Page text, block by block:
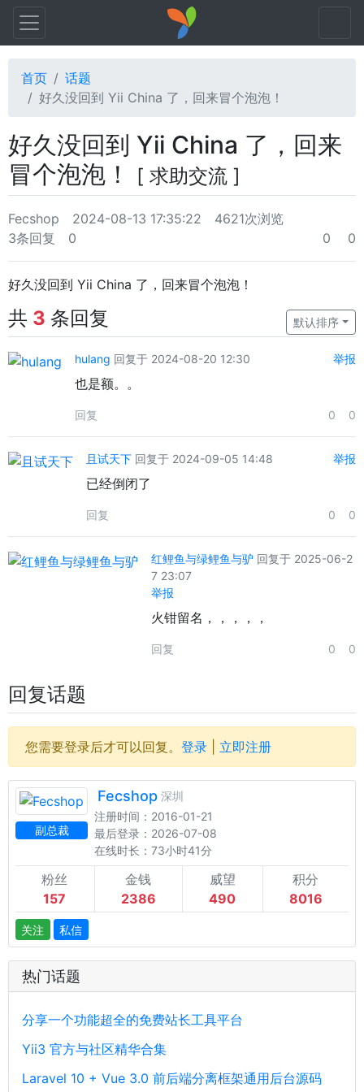
首页
话题
好久没回到 Yii China 了，回来冒个泡泡！
好久没回到 Yii China 了，回来
冒个泡泡！
[ 求助交流 ]
Fecshop 2024-08-13 17:35:22
4621次浏览
3条回复
0 0 0
好久没回到 Yii China 了，回来冒个泡泡！
共 3 条回复 默认排序
hulang 回复于 2024-08-20 12:30 举报
也是额。。
回复 0 0
且试天下 回复于 2024-09-05 14:48 举报
已经倒闭了
回复 0 0
红鲤鱼与绿鲤鱼与驴 回复于 2025-06-2
7 23:07
举报
火钳留名，，，，，
回复 0 0
回复话题
您需要登录后才可以回复。 登录 立即注册
副总裁
Fecshop 深圳
注册时间：2016-01-21
最后登录：2026-07-08
在线时长：73小时41分
粉丝
157
金钱
2386
威望
490
积分
8016
关注 私信
热门话题
分享一个功能超全的免费站长工具平台
Yii3 官方与社区精华合集
Laravel 10 + Vue 3.0 前后端分离框架通用后台源码